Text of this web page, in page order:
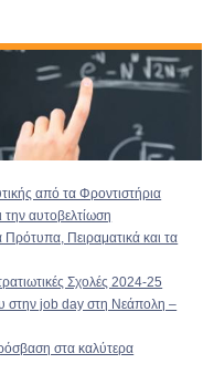
από τα Φροντιστήρια
αυτοβελτίωση
Πειραματικά και τα
Σχολές 2024-25
στην job day στη Νεάπολη –
στα καλύτερα